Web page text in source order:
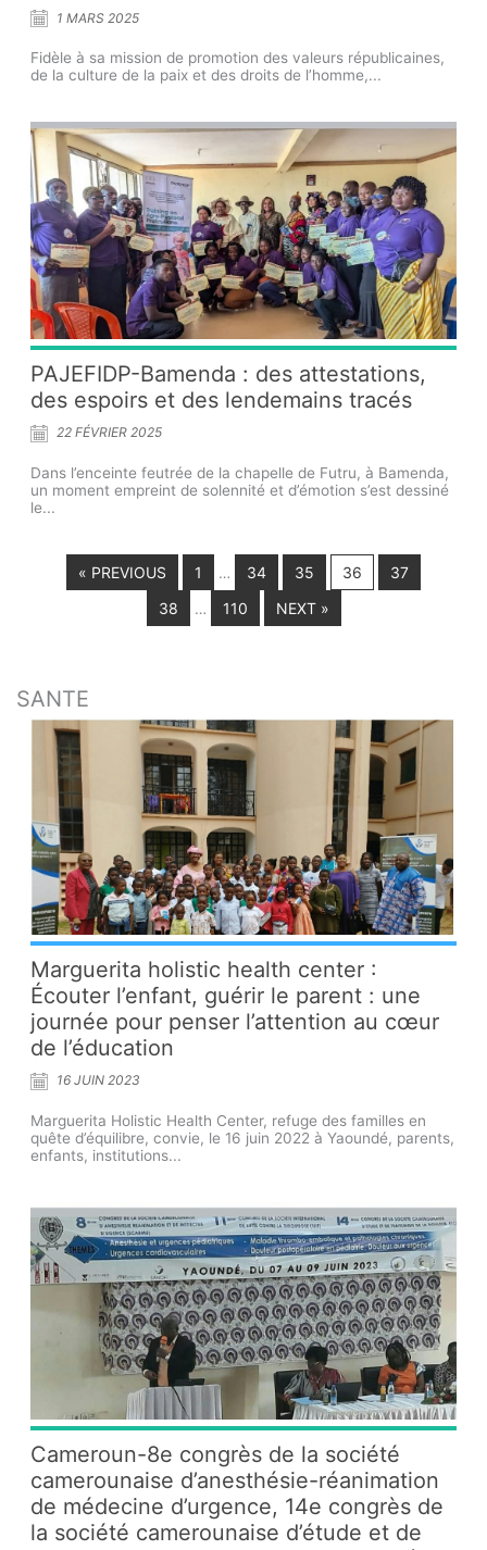
1 MARS 2025
Fidèle à sa mission de promotion des valeurs républicaines,
de la culture de la paix et des droits de l’homme,...
PAJEFIDP-Bamenda : des attestations,
des espoirs et des lendemains tracés
22 FÉVRIER 2025
Dans l’enceinte feutrée de la chapelle de Futru, à Bamenda,
un moment empreint de solennité et d’émotion s’est dessiné
le...
« PREVIOUS 1 … 34 35 36
37
38
… 110 NEXT »
SANTE
Marguerita holistic health center :
Écouter l’enfant, guérir le parent : une
journée pour penser l’attention au cœur
de l’éducation
16 JUIN 2023
Marguerita Holistic Health Center, refuge des familles en
quête d’équilibre, convie, le 16 juin 2022 à Yaoundé, parents,
enfants, institutions...
Cameroun-8e congrès de la société
camerounaise d’anesthésie-réanimation
de médecine d’urgence, 14e congrès de
la société camerounaise d’étude et de